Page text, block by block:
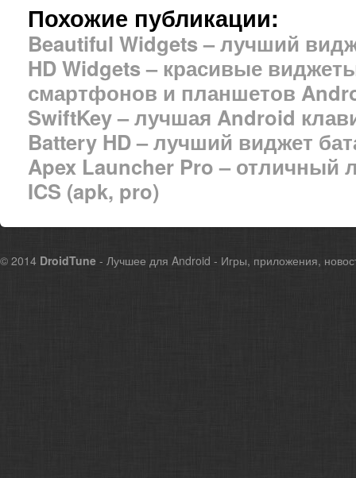
Похожие публикации:
Beautiful Widgets – лучший
HD Widgets – красивые
смартфонов и планшетов
SwiftKey – лучшая Android
Battery HD – лучший виджет
Apex Launcher Pro – отличный
ICS (apk, pro)
© 2014 DroidTune - Лучшее для Android - Игры, приложения,